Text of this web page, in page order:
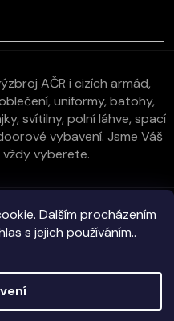
Dalším procházením
s jejich používáním..
AČR i cizích armád,
uniformy, batohy,
svítilny, polní láhve, spací
vybavení. Jsme Váš
vždy vyberete.